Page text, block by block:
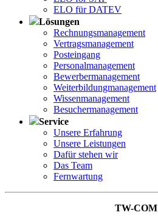
ELO für DATEV
Lösungen
Rechnungsmanagement
Vertragsmanagement
Posteingang
Personalmanagement
Bewerbermanagement
Weiterbildungmanagement
Wissenmanagement
Besuchermanagement
Service
Unsere Erfahrung
Unsere Leistungen
Dafür stehen wir
Das Team
Fernwartung
TW-COM